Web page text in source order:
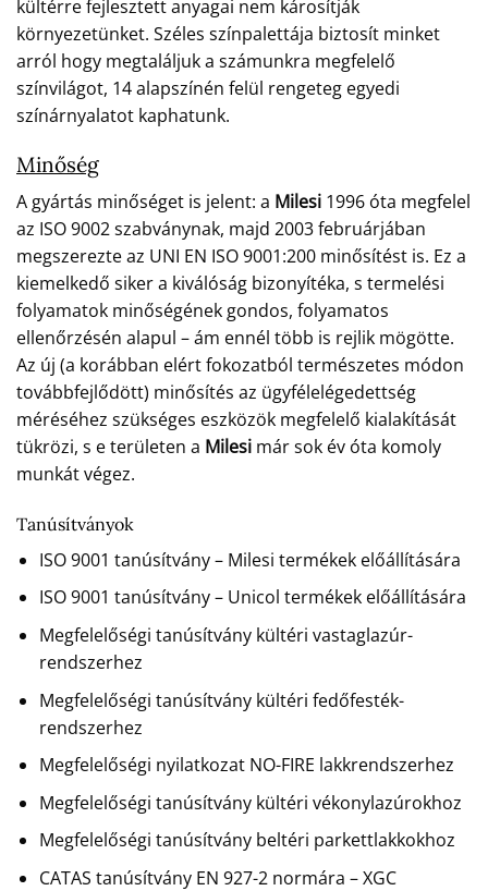
kültérre fejlesztett anyagai nem károsítják
környezetünket. Széles színpalettája biztosít minket
arról hogy megtaláljuk a számunkra megfelelő
színvilágot, 14 alapszínén felül rengeteg egyedi
színárnyalatot kaphatunk.
Minőség
A gyártás minőséget is jelent: a Milesi 1996 óta megfelel
az ISO 9002 szabványnak, majd 2003 februárjában
megszerezte az UNI EN ISO 9001:200 minősítést is. Ez a
kiemelkedő siker a kiválóság bizonyítéka, s termelési
folyamatok minőségének gondos, folyamatos
ellenőrzésén alapul – ám ennél több is rejlik mögötte.
Az új (a korábban elért fokozatból természetes módon
továbbfejlődött) minősítés az ügyfélelégedettség
méréséhez szükséges eszközök megfelelő kialakítását
tükrözi, s e területen a Milesi már sok év óta komoly
munkát végez.
Tanúsítványok
ISO 9001 tanúsítvány – Milesi termékek előállítására
ISO 9001 tanúsítvány – Unicol termékek előállítására
Megfelelőségi tanúsítvány kültéri vastaglazúr-
rendszerhez
Megfelelőségi tanúsítvány kültéri fedőfesték-
rendszerhez
Megfelelőségi nyilatkozat NO-FIRE lakkrendszerhez
Megfelelőségi tanúsítvány kültéri vékonylazúrokhoz
Megfelelőségi tanúsítvány beltéri parkettlakkokhoz
CATAS tanúsítvány EN 927-2 normára – XGC